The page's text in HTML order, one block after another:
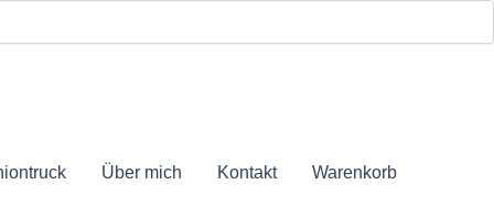
Über mich Kontakt Warenkorb